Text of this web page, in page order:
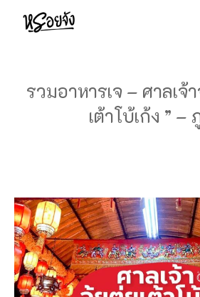
Skip
รวมอาหารเจ – ศาลเจ้
เต้าโบ้เก้ง ” –